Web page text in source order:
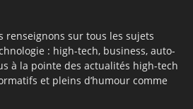
renseignons sur tous les sujets
: high-tech, business, auto-
à la pointe des actualités high-tech
et pleins d’humour comme